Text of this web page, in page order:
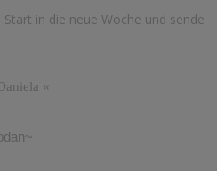
in die neue Woche und sende
«